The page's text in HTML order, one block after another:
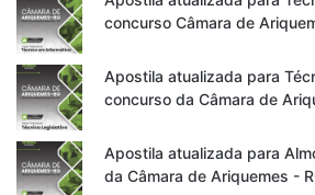
concurso Câmara de
Apostila atualizada para
concurso da Câmara de
Apostila atualizada para
da Câmara de Ariquemes -